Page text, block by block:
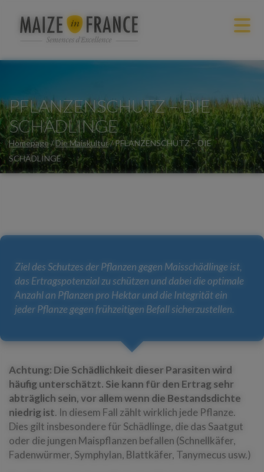
PFLANZENSCHUTZ – DIE
SCHÄDLINGE
Homepage/Die Maiskultur/PFLANZENSCHUTZ – DIE
SCHÄDLINGE
Ziel des Schutzes der Pflanzen gegen Maisschädlinge ist,
das Ertragspotenzial zu schützen und dabei die optimale
Anzahl an Pflanzen pro Hektar und die Integrität ein
jeder Pflanze gegen frühzeitigen Befall sicherzustellen.
Achtung: Die Schädlichkeit dieser Parasiten wird
häufig unterschätzt. Sie kann für den Ertrag sehr
abträglich sein, vor allem wenn die Bestandsdichte
niedrig ist. In diesem Fall zählt wirklich jede Pflanze.
Dies gilt insbesondere für Schädlinge, die das Saatgut
oder die jungen Maispflanzen befallen (Schnellkäfer,
Fadenwürmer, Symphylan, Blattkäfer, Tanymecus usw.)